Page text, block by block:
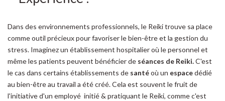
Dans des environnements professionnels, le Reiki trouve sa place
comme outil précieux pour favoriser le bien-être et la gestion du
stress. Imaginez un établissement hospitalier où le personnel et
même les patients peuvent bénéficier de séances de Reiki.C'est
le cas dans certains établissements de santéoù un espacedédié
au bien-être au travail a été créé. Cela est souvent le fruit de
l'initiative d'un employé initié & pratiquant le Reiki, comme c'est